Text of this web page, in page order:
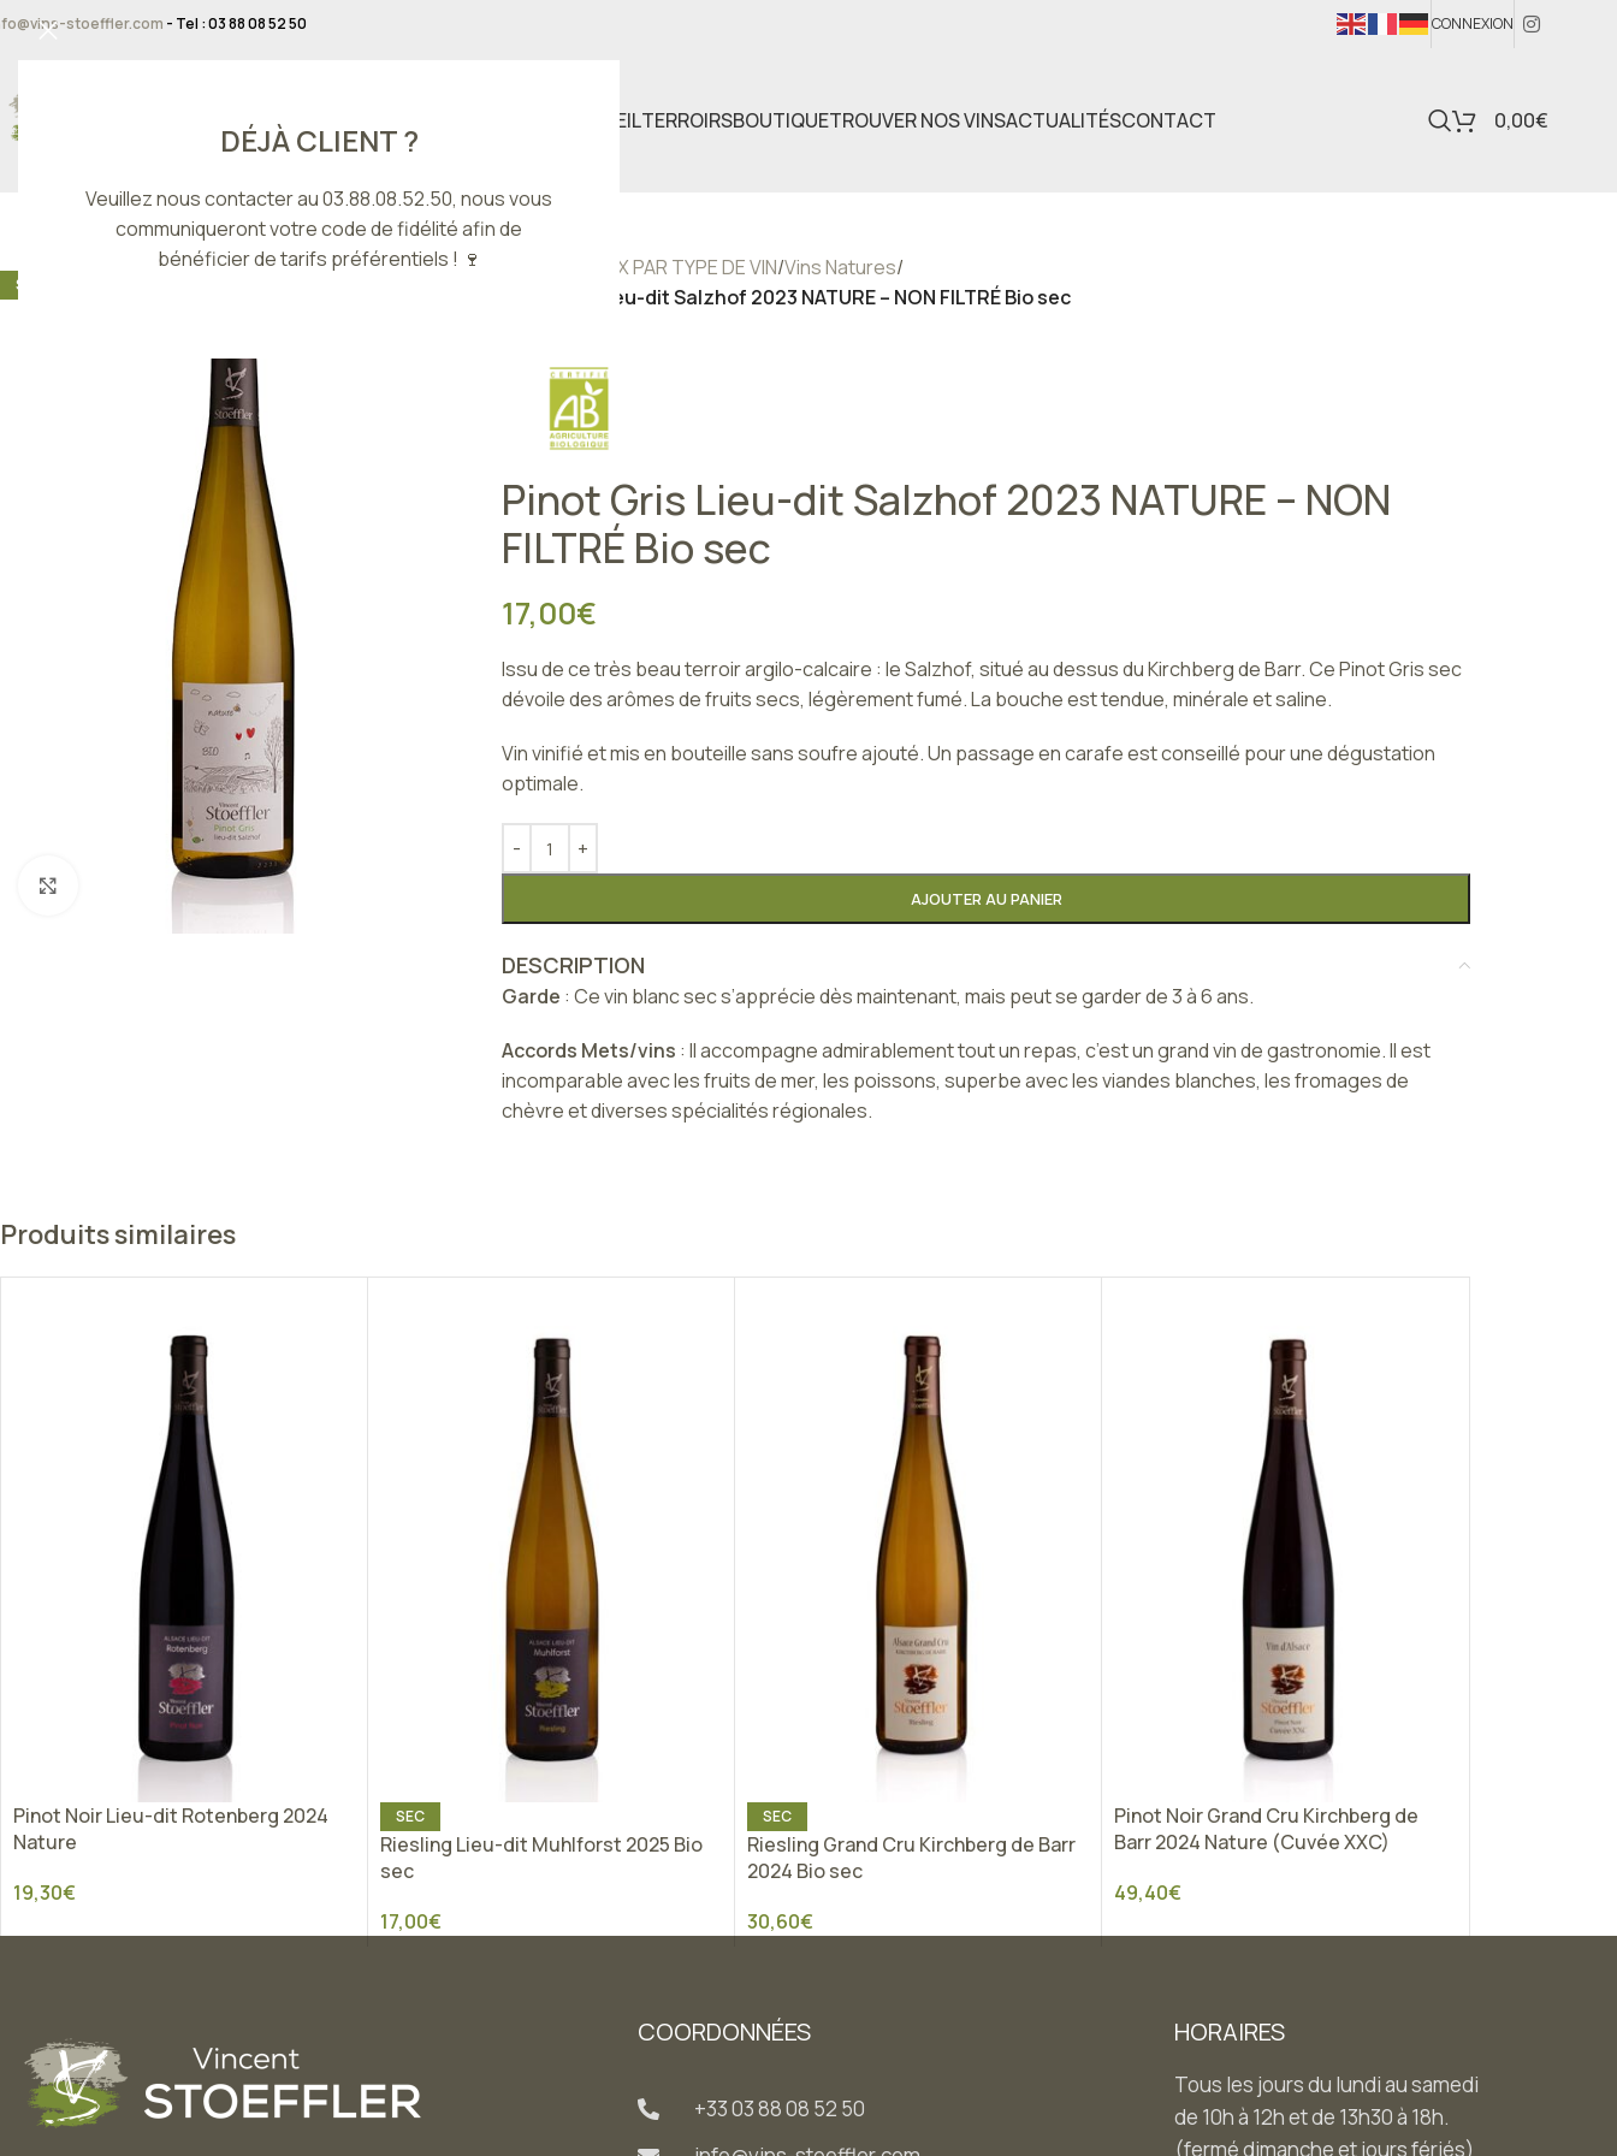
DÉJÀ CLIENT ?
Veuillez nous contacter au 03.88.08.52.50, nous vous
communiqueront votre code de fidélité afin de
bénéficier de tarifs préférentiels ! 🍷
stoeffler.com - Tel : 03 88 08 52 50 CONNEXION
ACCUEILTERROIRSBOUTIQUETROUVER NOS VINSACTUALITÉSCONTACT 0,00€
SEC
Click to enlarge
CHOIX PAR TYPE DE VIN/Vins Natures/
Pinot Gris Lieu-dit Salzhof 2023 NATURE – NON FILTRÉ Bio sec
Pinot Gris Lieu-dit Salzhof 2023 NATURE – NON
FILTRÉ Bio sec
17,00€
Issu de ce très beau terroir argilo-calcaire : le Salzhof, situé au dessus du Kirchberg de Barr. Ce Pinot Gris sec
dévoile des arômes de fruits secs, légèrement fumé. La bouche est tendue, minérale et saline.
Vin vinifié et mis en bouteille sans soufre ajouté. Un passage en carafe est conseillé pour une dégustation
optimale.
AJOUTER AU PANIER
DESCRIPTION
Garde : Ce vin blanc sec s’apprécie dès maintenant, mais peut se garder de 3 à 6 ans.
Accords Mets/vins : Il accompagne admirablement tout un repas, c’est un grand vin de gastronomie. Il est
incomparable avec les fruits de mer, les poissons, superbe avec les viandes blanches, les fromages de
chèvre et diverses spécialités régionales.
Produits similaires
Pinot Noir Lieu-dit Rotenberg 2024
Nature
19,30€
SEC
Riesling Lieu-dit Muhlforst 2025 Bio
sec
17,00€
SEC
Riesling Grand Cru Kirchberg de Barr
2024 Bio sec
30,60€
Pinot Noir Grand Cru Kirchberg de
Barr 2024 Nature (Cuvée XXC)
49,40€
COORDONNÉES
+33 03 88 08 52 50
HORAIRES
Tous les jours du lundi au samedi
de 10h à 12h et de 13h30 à 18h.
(fermé dimanche et jours fériés)